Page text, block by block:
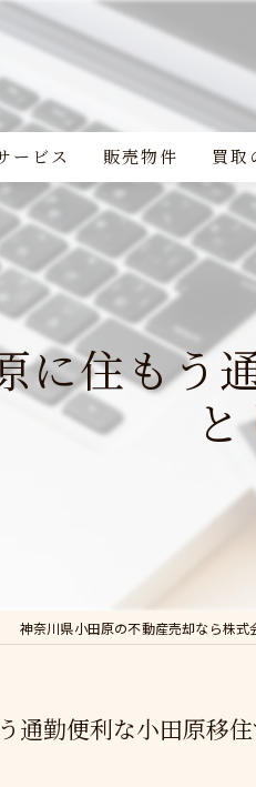
ービス 販売物件 買取
に住もう
神奈川県小田原の不動産売却なら株式
通勤便利な小田原移